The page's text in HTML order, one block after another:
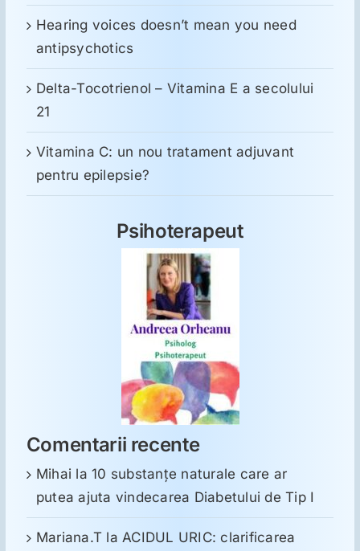
Hearing voices doesn’t mean you need
antipsychotics
Delta-Tocotrienol – Vitamina E a secolului
21
Vitamina C: un nou tratament adjuvant
pentru epilepsie?
Psihoterapeut
Comentarii recente
Mihai la10 substanţe naturale care ar
putea ajuta vindecarea Diabetului de Tip I
Mariana.T la ACIDUL URIC: clarificarea